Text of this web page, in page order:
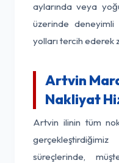
aylarında veya
üzerinde
yolları tercih ederek
Artvin
Nakliyat
Artvin ilinin tüm
süreçlerinde,